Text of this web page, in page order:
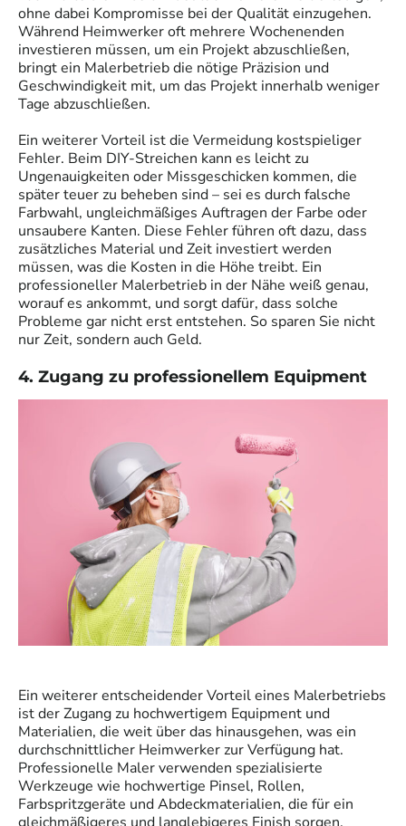
ohne dabei Kompromisse bei der Qualität einzugehen.
Während Heimwerker oft mehrere Wochenenden
investieren müssen, um ein Projekt abzuschließen,
bringt ein Malerbetrieb die nötige Präzision und
Geschwindigkeit mit, um das Projekt innerhalb weniger
Tage abzuschließen.
Ein weiterer Vorteil ist die Vermeidung kostspieliger
Fehler. Beim DIY-Streichen kann es leicht zu
Ungenauigkeiten oder Missgeschicken kommen, die
später teuer zu beheben sind – sei es durch falsche
Farbwahl, ungleichmäßiges Auftragen der Farbe oder
unsaubere Kanten. Diese Fehler führen oft dazu, dass
zusätzliches Material und Zeit investiert werden
müssen, was die Kosten in die Höhe treibt. Ein
professioneller Malerbetrieb in der Nähe weiß genau,
worauf es ankommt, und sorgt dafür, dass solche
Probleme gar nicht erst entstehen. So sparen Sie nicht
nur Zeit, sondern auch Geld.
4. Zugang zu professionellem Equipment
Ein weiterer entscheidender Vorteil eines Malerbetriebs
ist der Zugang zu hochwertigem Equipment und
Materialien, die weit über das hinausgehen, was ein
durchschnittlicher Heimwerker zur Verfügung hat.
Professionelle Maler verwenden spezialisierte
Werkzeuge wie hochwertige Pinsel, Rollen,
Farbspritzgeräte und Abdeckmaterialien, die für ein
gleichmäßigeres und langlebigeres Finish sorgen.